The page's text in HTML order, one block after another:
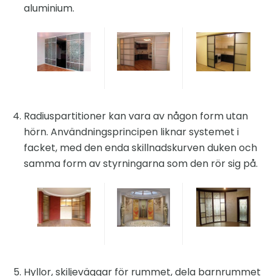
aluminium.
Radiuspartitioner kan vara av någon form utan
hörn. Användningsprincipen liknar systemet i
facket, med den enda skillnadskurven duken och
samma form av styrningarna som den rör sig på.
Hyllor, skiljeväggar för rummet, dela barnrummet